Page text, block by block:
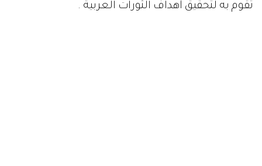
تقوم به لتحقيق أهداف الثورات العربية .